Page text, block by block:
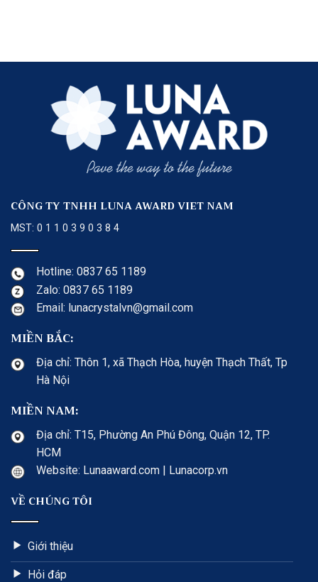
CÔNG TY TNHH LUNA AWARD VIET NAM
MST: 0 1 1 0 3 9 0 3 8 4
Hotline: 0837 65 1189
Zalo: 0837 65 1189
Email: lunacrystalvn@gmail.com
MIỀN BẮC:
Địa chỉ: Thôn 1, xã Thạch Hòa, huyện Thạch Thất, Tp
Hà Nội
MIỀN NAM:
Địa chỉ: T15, Phường An Phú Đông, Quận 12, TP.
HCM
Website: Lunaaward.com | Lunacorp.vn
VỀ CHÚNG TÔI
Giới thiệu
Hỏi đáp